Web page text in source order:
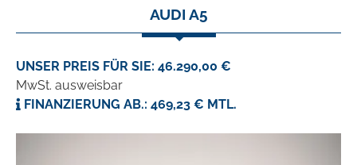
AUDI A5
UNSER PREIS FÜR SIE: 46.290,00 €
MwSt. ausweisbar
FINANZIERUNG AB.: 469,23 € MTL.